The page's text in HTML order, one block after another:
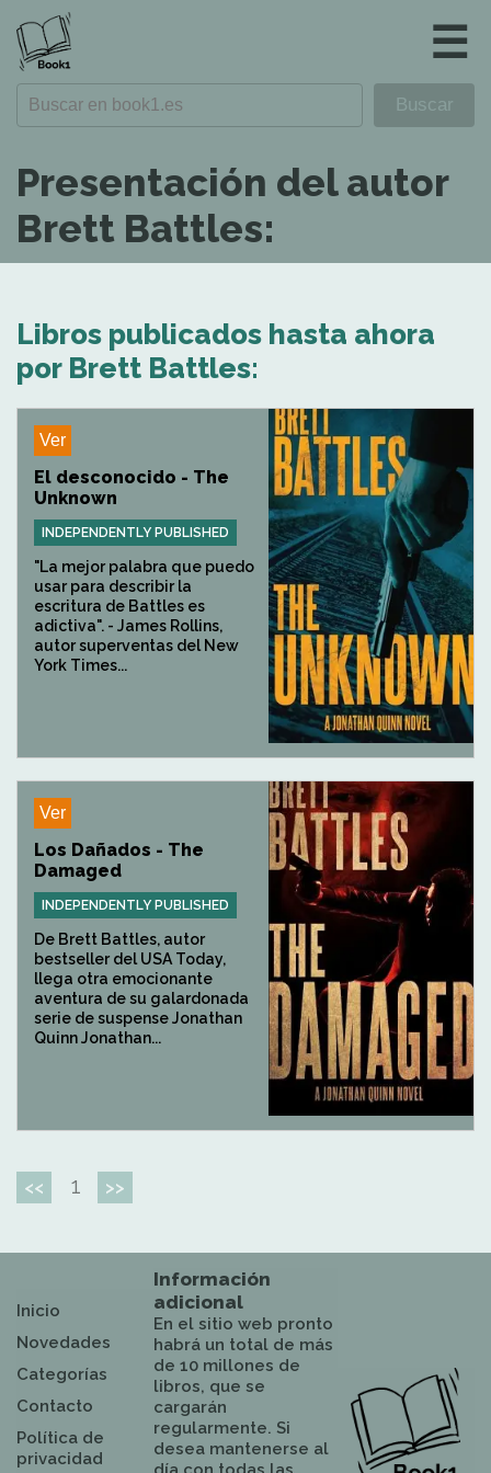
☰
Presentación del autor
Brett Battles:
Libros publicados hasta ahora
por Brett Battles:
Ver
El desconocido - The
Unknown
INDEPENDENTLY PUBLISHED
"La mejor palabra que puedo
usar para describir la
escritura de Battles es
adictiva". - James Rollins,
autor superventas del New
York Times...
Ver
Los Dañados - The
Damaged
INDEPENDENTLY PUBLISHED
De Brett Battles, autor
bestseller del USA Today,
llega otra emocionante
aventura de su galardonada
serie de suspense Jonathan
Quinn Jonathan...
<< 1 >>
Inicio
Novedades
Categorías
Contacto
Política de
privacidad
Información
adicional
En el sitio web pronto
habrá un total de más
de 10 millones de
libros, que se
cargarán
regularmente. Si
desea mantenerse al